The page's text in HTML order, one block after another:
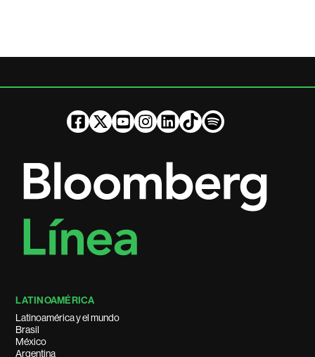
LATINOAMÉRICA
Latinoamérica y el mundo
Brasil
México
Argentina